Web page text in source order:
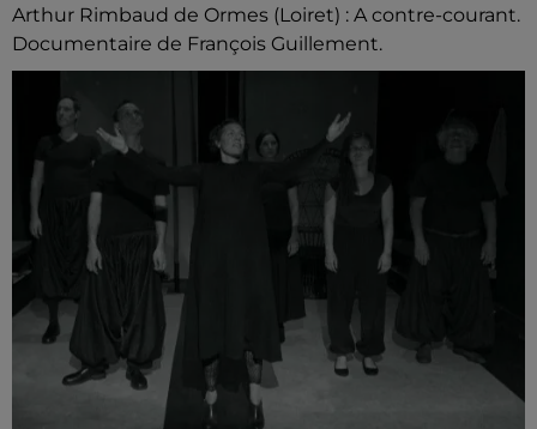
Arthur Rimbaud de Ormes (Loiret) : A contre-courant.
Documentaire de François Guillement.